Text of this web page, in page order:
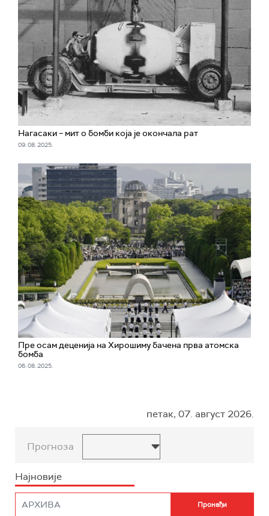
Нагасаки – мит о бомби која је окончала рат
09. 08. 2025.
Пре осам деценија на Хирошиму бачена прва атомска
бомба
06. 08. 2025.
петак, 07. август 2026.
Прогноза
Најновије